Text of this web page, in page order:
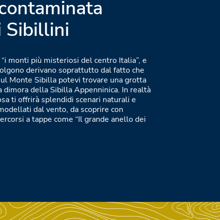
Sibillini
monti più misteriosi del centro Italia”, e
derivano soprattutto dal fatto che
Monte Sibilla potevi trovare una grotta
dimora della Sibilla Appenninica. In realtà
ti offrirà splendidi scenari naturali e
dal vento, da scoprire con
a tappe come “Il grande anello dei